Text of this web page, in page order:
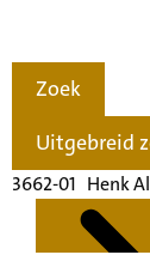
Zoek
Uitgebreid
3662-01 Henk